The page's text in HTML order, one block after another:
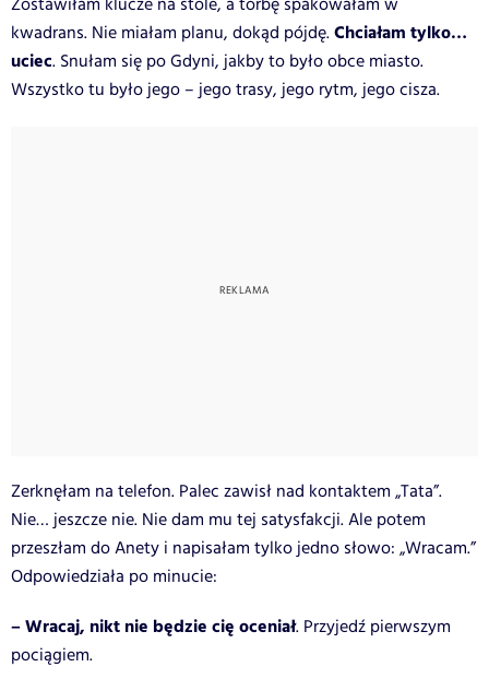
kwadrans. Nie miałam planu, dokąd pójdę.Chciałam tylko…
uciec. Snułam się po Gdyni, jakby to było obce miasto.
Wszystko tu było jego – jego trasy, jego rytm, jego cisza.
Zerknęłam na telefon. Palec zawisł nad kontaktem „Tata”.
Nie… jeszcze nie. Nie dam mu tej satysfakcji. Ale potem
przeszłam do Anety i napisałam tylko jedno słowo: „Wracam.”
Odpowiedziała po minucie:
– Wracaj, nikt nie będzie cię oceniał. Przyjedź pierwszym
pociągiem.